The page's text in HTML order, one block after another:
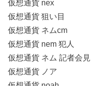
仮想通貨 nex
仮想通貨 狙い目
仮想通貨 ネムcm
仮想通貨 nem 犯人
仮想通貨 ネム 記者会見
仮想通貨 ノア